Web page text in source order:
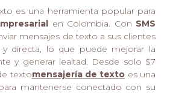
es una herramienta popular para
en Colombia. Con SMS
mensajes de texto a sus clientes
y directa, lo que puede mejorar la
y generar lealtad. Desde solo $7
textomensajería de texto es una
mantenerse conectado con su